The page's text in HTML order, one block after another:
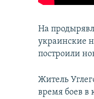
На
украинские
построили
Житель
время боев в